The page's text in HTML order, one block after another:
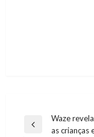
Navegação
Previous
Waze
as crianças